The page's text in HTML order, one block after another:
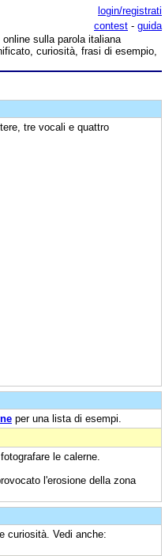
login/registrati
contest - guida
online sulla parola italiana
curiosità, frasi di esempio,
tre vocali e quattro
per una lista di esempi.
le calerne.
l'erosione della zona
curiosità. Vedi anche: